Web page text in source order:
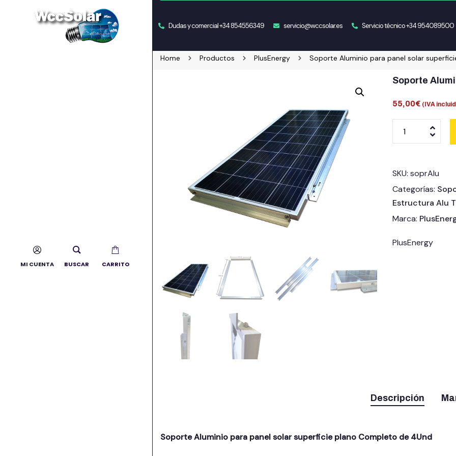
MI CUENTA BUSCAR CARRITO
Dudas y comercial +34 854556349 servicio@wccsolar.es Servicio técnico +34 954089500
Home Productos PlusEnergy Soporte Aluminio para panel solar
Soporte
55,00€ (IVA
SKU:soprAlu
Categorías:
Estructura Alu
Marca:
PlusEnergy
Descripción
Soporte Aluminio para panel solar superficie plano Completo de 4Und